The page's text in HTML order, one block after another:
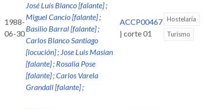
1988-
06-30
José Luís Blanco [falante];
Miguel Cancio [falante];
Basilio Barral [falante];
Carlos Blanco Santiago
[locución]; Jose Luis Masian
[falante]; Rosalia Pose
[falante];Carlos Varela
Grandall [falante];
ACCP00467
| corte 01
Hostelaría
Turismo